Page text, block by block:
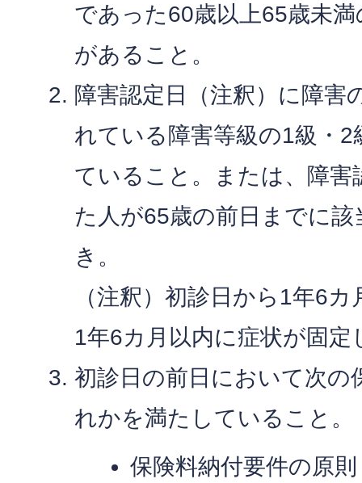
であった60歳以上65歳未
があること。
障害認定日（注釈）に障害
れている障害等級の1級・
ていること。または、障害
た人が65歳の前日までに
き。
（注釈）初診日から1年6
1年6カ月以内に症状が固定
初診日の前日において次の
れかを満たしていること。
保険料納付要件の原則